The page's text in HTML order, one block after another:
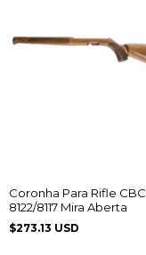
Coronha Para Rifle CBC
8122/8117 Mira Aberta
$273.13 USD